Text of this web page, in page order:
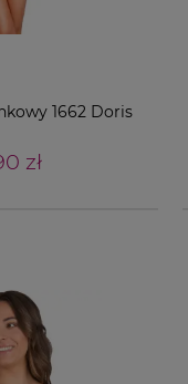
1662 Doris
zł